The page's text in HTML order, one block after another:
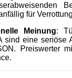
für
Meinung:
sind eine seriöse
Preiswerter